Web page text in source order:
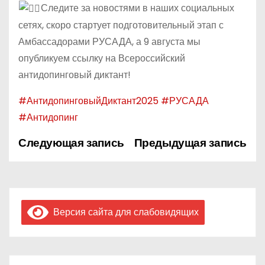
Следите за новостями в наших социальных
сетях, скоро стартует подготовительный этап с
Амбассадорами РУСАДА, а 9 августа мы
опубликуем ссылку на Всероссийский
антидопинговый диктант!
#АнтидопинговыйДиктант2025 #РУСАДА
#Антидопинг
Н
в
и
Предыдущая запись
Следующая запись
Версия сайта для слабовидящих